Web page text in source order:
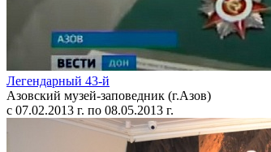
Легендарный 43-й
Азовский музей-заповедник (г.Азов)
с 07.02.2013 г. по 08.05.2013 г.